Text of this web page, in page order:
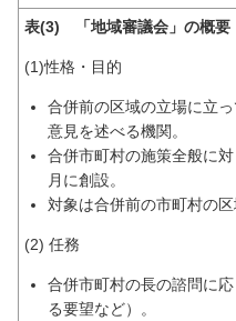
表(3) 「地域審議会」の概要
(1)性格・目的
合併前の区域の立場に立
意見を述べる機関。
合併市町村の施策全般に
月に創設。
対象は合併前の市町村の
(2) 任務
合併市町村の長の諮問に
る要望など）。